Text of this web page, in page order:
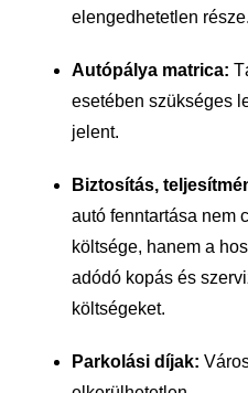
elengedhetetlen része.
Autópálya matrica:
esetében szükséges
jelent.
Biztosítás,
autó fenntartása nem
költsége, hanem a
adódó kopás és
költségeket.
Parkolási díjak: